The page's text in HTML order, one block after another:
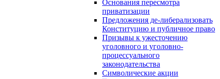
Основания пересмотра
приватизации
Предложения де-либерализовать
Конституцию и публичное право
Призывы к ужесточению
уголовного и уголовно-
процессуального
законодательства
Символические акции